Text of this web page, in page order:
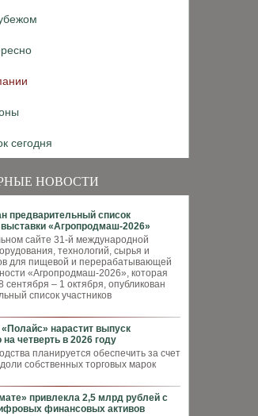
сегодня
НОВОСТИ
предварительный список
выставки «Агропродмаш-2026»
сайте 31-й международной
технологий, сырья и
для пищевой и перерабатывающей
«Агропродмаш-2026», которая
сентября – 1 октября, опубликован
список участников
«Полайс» нарастит выпуск
четверть в 2026 году
планируется обеспечить за счет
собственных торговых марок
привлекла 2,5 млрд рублей с
финансовых активов